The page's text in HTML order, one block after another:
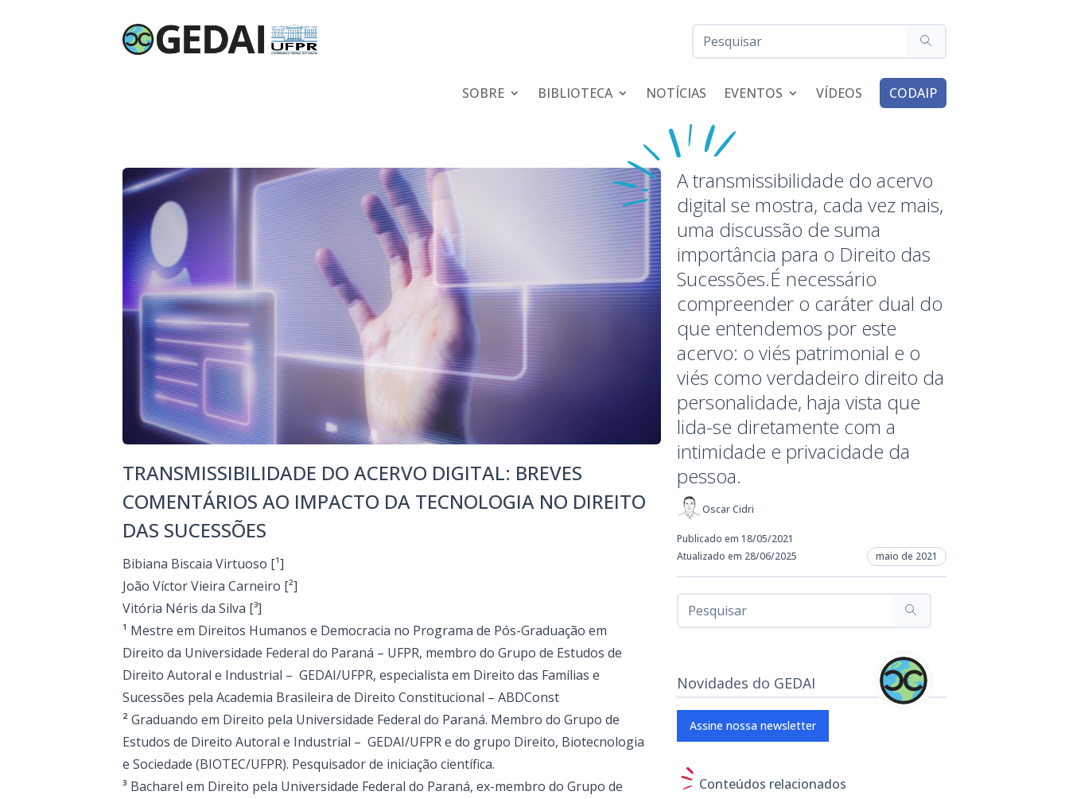
SOBRE BIBLIOTECA NOTÍCIAS EVENTOS VÍDEOS CODAIP
TRANSMISSIBILIDADE DO ACERVO DIGITAL: BREVES
COMENTÁRIOS AO IMPACTO DA TECNOLOGIA NO DIREITO
DAS SUCESSÕES
Bibiana Biscaia Virtuoso [¹]
João Víctor Vieira Carneiro [²]
Vitória Néris da Silva [³]
¹ Mestre em Direitos Humanos e Democracia no Programa de Pós-Graduação em
Direito da Universidade Federal do Paraná – UFPR, membro do Grupo de Estudos de
Direito Autoral e Industrial – GEDAI/UFPR, especialista em Direito das Famílias e
Sucessões pela Academia Brasileira de Direito Constitucional – ABDConst
²Graduando em Direito pela Universidade Federal do Paraná. Membro do Grupo de
Estudos de Direito Autoral e Industrial – GEDAI/UFPR e do grupo Direito, Biotecnologia
e Sociedade (BIOTEC/UFPR). Pesquisador de iniciação científica.
³ Bacharel em Direito pela Universidade Federal do Paraná, ex-membro do Grupo de
A transmissibilidade do acervo
digital se mostra, cada vez mais,
uma discussão de suma
importância para o Direito das
Sucessões.É necessário
compreender o caráter dual do
que entendemos por este
acervo: o viés patrimonial e o
viés como verdadeiro direito da
personalidade, haja vista que
lida-se diretamente com a
intimidade e privacidade da
pessoa.
Oscar Cidri
Publicado em 18/05/2021
Atualizado em 28/06/2025
maio de 2021
Novidades do GEDAI
Assine nossa newsletter
Conteúdos relacionados